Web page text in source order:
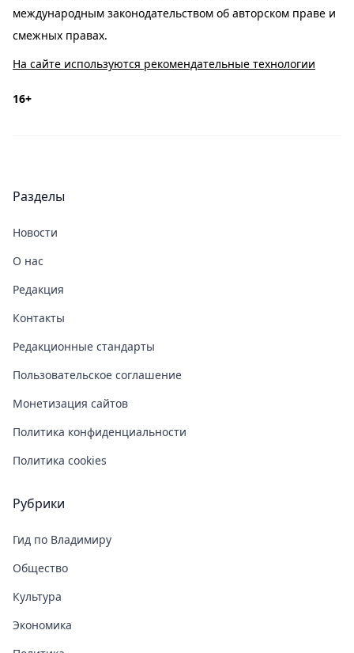
международным законодательством об авторском праве и
смежных правах.
На сайте используются рекомендательные технологии
16+
Разделы
Новости
О нас
Редакция
Контакты
Редакционные стандарты
Пользовательское соглашение
Монетизация сайтов
Политика конфиденциальности
Политика cookies
Рубрики
Гид по Владимиру
Общество
Культура
Экономика